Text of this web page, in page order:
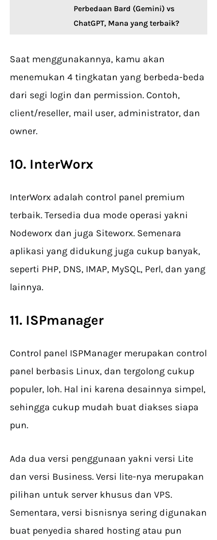
Perbedaan Bard (Gemini) vs
ChatGPT, Mana yang terbaik?
Saat menggunakannya, kamu akan
menemukan 4 tingkatan yang berbeda-beda
dari segi login dan permission. Contoh,
client/reseller, mail user, administrator, dan
owner.
10. InterWorx
InterWorx adalah control panel premium
terbaik. Tersedia dua mode operasi yakni
Nodeworx dan juga Siteworx. Semenara
aplikasi yang didukung juga cukup banyak,
seperti PHP, DNS, IMAP, MySQL, Perl, dan yang
lainnya.
11. ISPmanager
Control panel ISPManager merupakan control
panel berbasis Linux, dan tergolong cukup
populer, loh. Hal ini karena desainnya simpel,
sehingga cukup mudah buat diakses siapa
pun.
Ada dua versi penggunaan yakni versi Lite
dan versi Business. Versi lite-nya merupakan
pilihan untuk server khusus dan VPS.
Sementara, versi bisnisnya sering digunakan
buat penyedia shared hosting atau pun